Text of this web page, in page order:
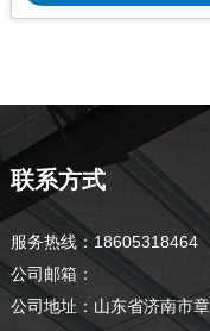
联系方式
服务热线：18605318464
公司邮箱：
公司地址：山东省济南市